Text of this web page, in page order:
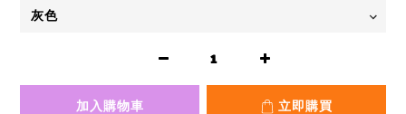
加入購物車 立即購買